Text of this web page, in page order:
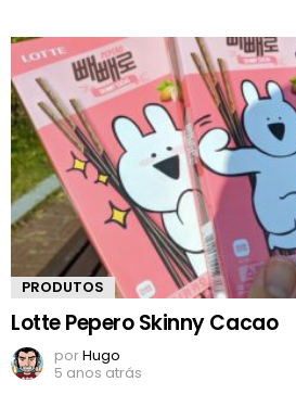
PRODUTOS
Lotte Pepero Skinny Cacao
porHugo
5 anos atrás